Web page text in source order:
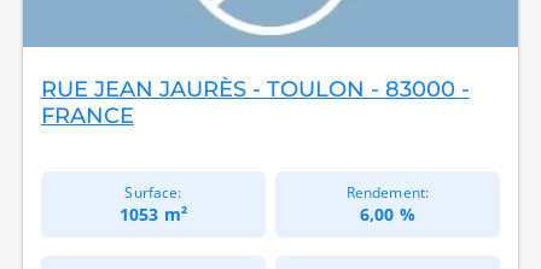
RUE JEAN JAURÈS - TOULON - 83000 -
FRANCE
Surface:
1053 m²
Rendement:
6,00 %